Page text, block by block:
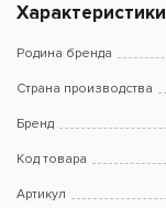
Характеристики
Родина бренда
Страна производства
Бренд
Код товара
Артикул